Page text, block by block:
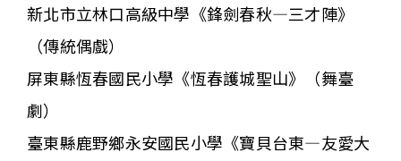
新北市立林口高級中學《鋒劍春秋—三才陣》
（傳統偶戲）
屏東縣恆春國民小學《恆春護城聖山》（舞臺
劇）
臺東縣鹿野鄉永安國民小學《寶貝台東—友愛大